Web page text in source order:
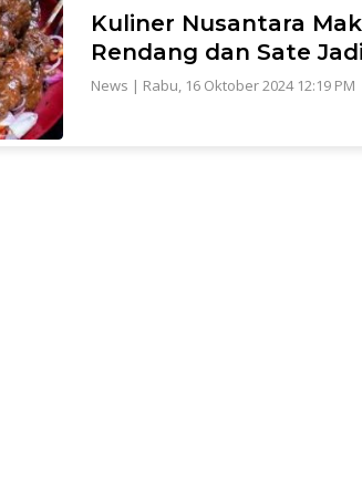
Kuliner Nusantara
Rendang dan Sate
News | Rabu, 16 Oktober 2024 12:19 PM